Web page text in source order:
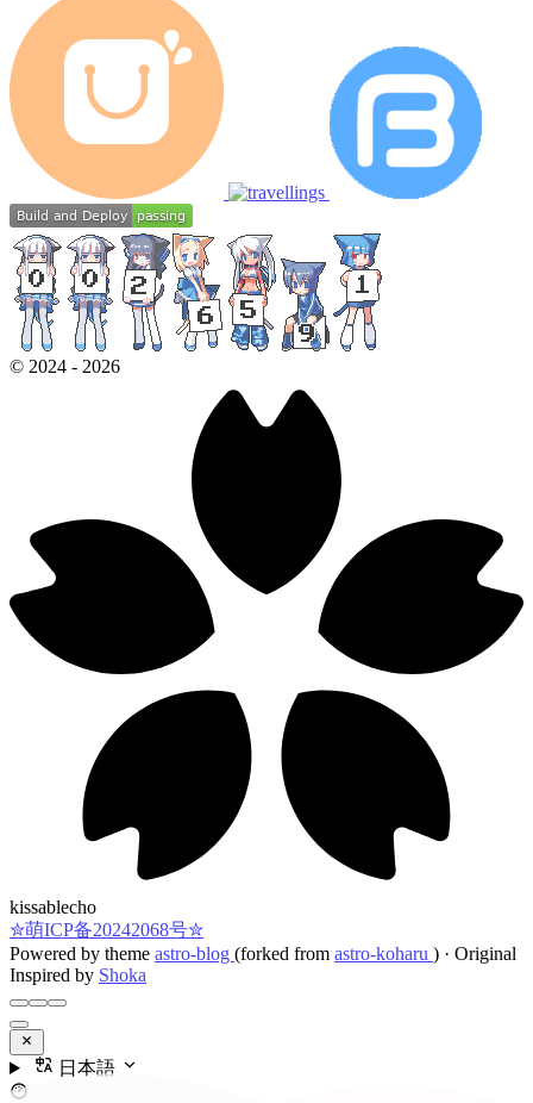
© 2024 - 2026
kissablecho
✮萌ICP备20242068号✮
Powered by theme astro-blog (forked from astro-koharu ) · Original
Inspired by Shoka
日本語